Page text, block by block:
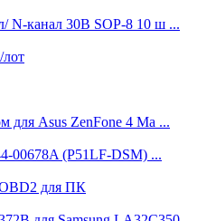
N-канал 30В SOP-8 10 ш ...
для Asus ZenFone 4 Ma ...
00678A (P51LF-DSM) ...
для ПК